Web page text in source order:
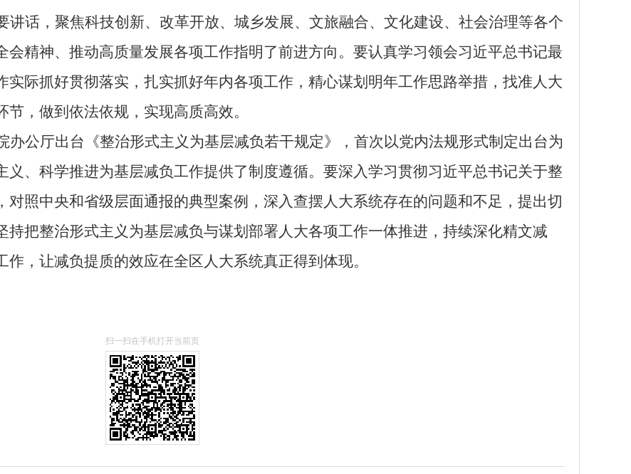
讲话，聚焦科技创新、改革开放、城乡发展、文旅融合、文化建设、社会治理等各个
精神、推动高质量发展各项工作指明了前进方向。要认真学习领会习近平总书记最
实际抓好贯彻落实，扎实抓好年内各项工作，精心谋划明年工作思路举措，找准人大
，做到依法依规，实现高质高效。
办公厅出台《整治形式主义为基层减负若干规定》，首次以党内法规形式制定出台为
、科学推进为基层减负工作提供了制度遵循。要深入学习贯彻习近平总书记关于整
照中央和省级层面通报的典型案例，深入查摆人大系统存在的问题和不足，提出切
持把整治形式主义为基层减负与谋划部署人大各项工作一体推进，持续深化精文减
，让减负提质的效应在全区人大系统真正得到体现。
扫一扫在手机打开当前页